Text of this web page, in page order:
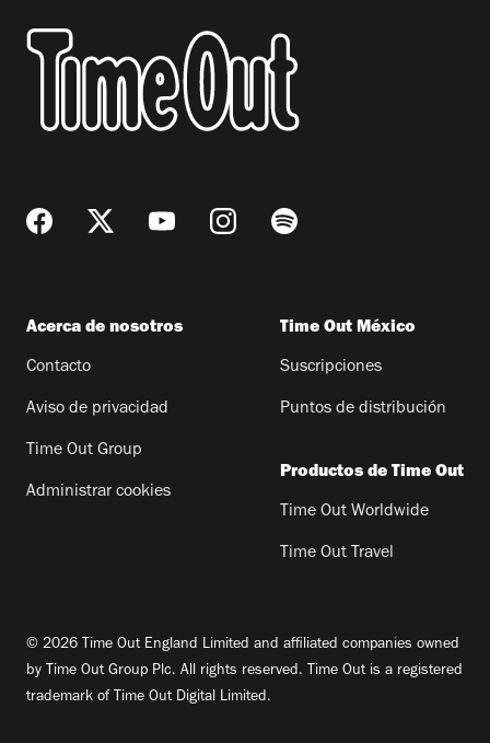
Acerca de nosotros
Contacto
Aviso de privacidad
Time Out Group
Administrar cookies
Time Out México
Suscripciones
Puntos de distribución
Productos de Time Out
Time Out Worldwide
Time Out Travel
© 2026 Time Out England Limited and affiliated companies owned
by Time Out Group Plc. All rights reserved. Time Out is a registered
trademark of Time Out Digital Limited.